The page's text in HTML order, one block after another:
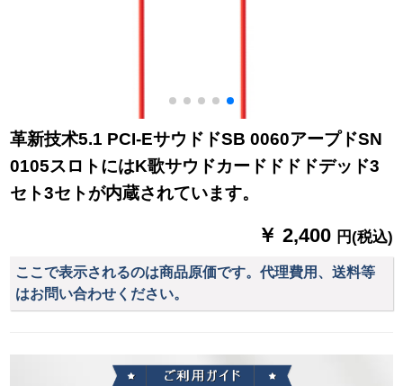
革新技术5.1 PCI-EサウドドSB 0060アープドSN
0105スロトにはK歌サウドカードドドドデッド3
セト3セトが内蔵されています。
￥ 2,400 円(税込)
ここで表示されるのは商品原価です。代理費用、送料等
はお問い合わせください。